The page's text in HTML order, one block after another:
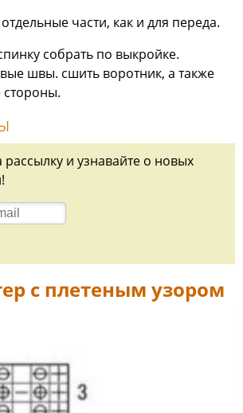
отдельные части, как и для переда.
собрать по выкройке.
швы. сшить воротник, а также
стороны.
и узнавайте о новых
с плетеным узором